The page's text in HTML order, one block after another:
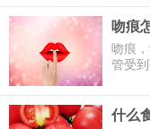
痛和
安抚
依赖情
吻痕
吻痕
管受
很尴
澡、2
什么